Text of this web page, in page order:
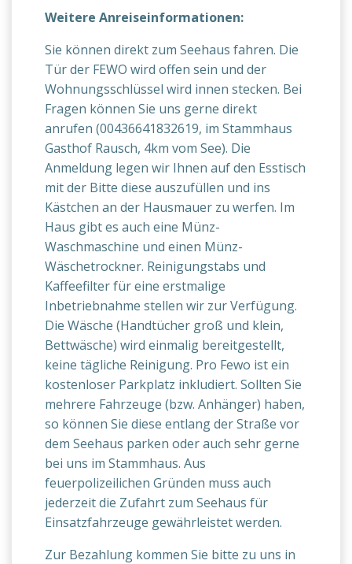
Weitere Anreiseinformationen:
Sie können direkt zum Seehaus fahren. Die
Tür der FEWO wird offen sein und der
Wohnungsschlüssel wird innen stecken. Bei
Fragen können Sie uns gerne direkt
anrufen (00436641832619, im Stammhaus
Gasthof Rausch, 4km vom See). Die
Anmeldung legen wir Ihnen auf den Esstisch
mit der Bitte diese auszufüllen und ins
Kästchen an der Hausmauer zu werfen. Im
Haus gibt es auch eine Münz-
Waschmaschine und einen Münz-
Wäschetrockner. Reinigungstabs und
Kaffeefilter für eine erstmalige
Inbetriebnahme stellen wir zur Verfügung.
Die Wäsche (Handtücher groß und klein,
Bettwäsche) wird einmalig bereitgestellt,
keine tägliche Reinigung. Pro Fewo ist ein
kostenloser Parkplatz inkludiert. Sollten Sie
mehrere Fahrzeuge (bzw. Anhänger) haben,
so können Sie diese entlang der Straße vor
dem Seehaus parken oder auch sehr gerne
bei uns im Stammhaus. Aus
feuerpolizeilichen Gründen muss auch
jederzeit die Zufahrt zum Seehaus für
Einsatzfahrzeuge gewährleistet werden.
Zur Bezahlung kommen Sie bitte zu uns in